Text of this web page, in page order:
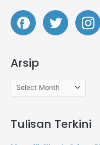
r
f
o
S
t
o
e
r
Arsip
Tulisan Terkini